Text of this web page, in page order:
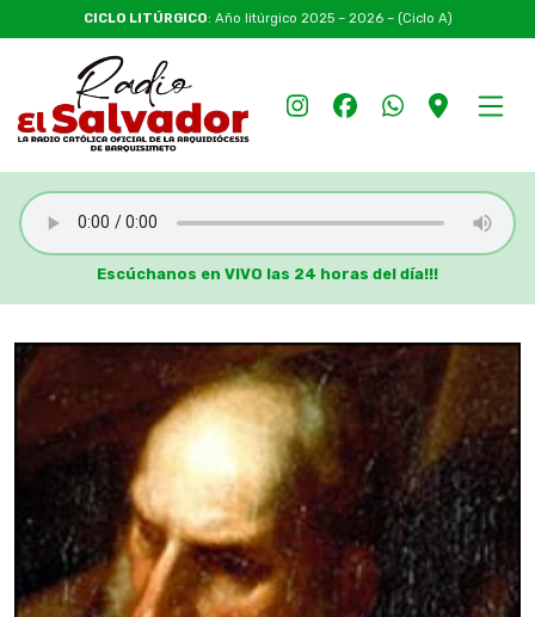
CICLO LITÚRGICO: Año litúrgico 2025 – 2026 – (Ciclo A)
Escúchanos en VIVO las 24 horas del día!!!